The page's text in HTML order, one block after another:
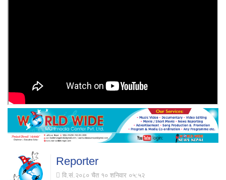
Reporter
वि.सं.२०८० चैत १० शनिवार ०५:५२